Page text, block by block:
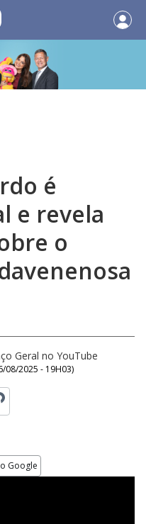
é
e revela
o
Geral no YouTube
08/2025 - 19H03)
Google